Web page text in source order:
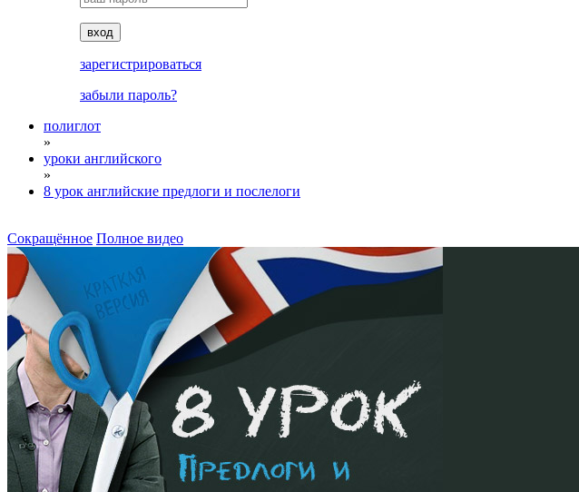
вход
зарегистрироваться
забыли пароль?
полиглот
»
уроки английского
»
8 урок английские предлоги и послелоги
Сокращённое Полное видео